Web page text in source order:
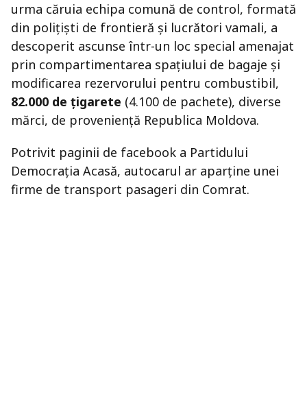
urma căruia echipa comună de control, formată
din polițiști de frontieră și lucrători vamali, a
descoperit ascunse într-un loc special amenajat
prin compartimentarea spațiului de bagaje și
modificarea rezervorului pentru combustibil,
82.000 de țigarete (4.100 de pachete), diverse
mărci, de proveniență Republica Moldova.
Potrivit paginii de facebook a Partidului
Democrația Acasă, autocarul ar aparține unei
firme de transport pasageri din Comrat.